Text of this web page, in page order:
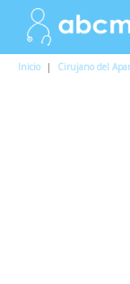
Inicio | Cirujano del